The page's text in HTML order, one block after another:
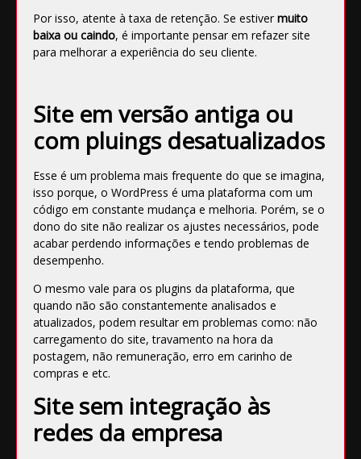
Por isso, atente à taxa de retenção. Se estiver muito
baixa ou caindo, é importante pensar em refazer site
para melhorar a experiência do seu cliente.
Site em versão antiga ou
com pluings desatualizados
Esse é um problema mais frequente do que se imagina,
isso porque, o WordPress é uma plataforma com um
código em constante mudança e melhoria. Porém, se o
dono do site não realizar os ajustes necessários, pode
acabar perdendo informações e tendo problemas de
desempenho.
O mesmo vale para os plugins da plataforma, que
quando não são constantemente analisados e
atualizados, podem resultar em problemas como: não
carregamento do site, travamento na hora da
postagem, não remuneração, erro em carinho de
compras e etc.
Site sem integração às
redes da empresa